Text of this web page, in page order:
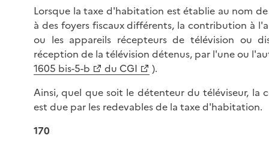
Lorsque la taxe d'habitation est établie au nom
à des foyers fiscaux différents, la contribution à
ou les appareils récepteurs de télévision ou
réception de la télévision détenus, par l'une ou
1605 bis-5-b
du CGI
).
Ainsi, quel que soit le détenteur du téléviseur,
est due par les redevables de la taxe d'habitation.
170